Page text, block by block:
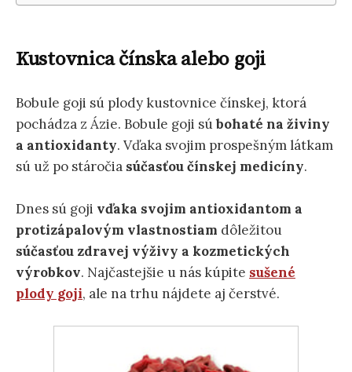
Kustovnica čínska alebo goji
Bobule goji sú plody kustovnice čínskej, ktorá
pochádza z Ázie. Bobule goji súbohaté na živiny
a antioxidanty. Vďaka svojim prospešným látkam
sú už po stáročia súčasťou čínskej medicíny.
Dnes sú goji vďaka svojim antioxidantom a
protizápalovým vlastnostiam dôležitou
súčasťou zdravej výživy a kozmetických
výrobkov. Najčastejšie u nás kúpite sušené
plody goji, ale na trhu nájdete aj čerstvé.